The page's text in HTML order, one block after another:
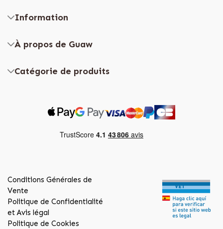
Information
À propos de Guaw
Catégorie de produits
Conditions Générales de
Vente
Politique de Confidentialité
et Avis légal
Politique de Cookies